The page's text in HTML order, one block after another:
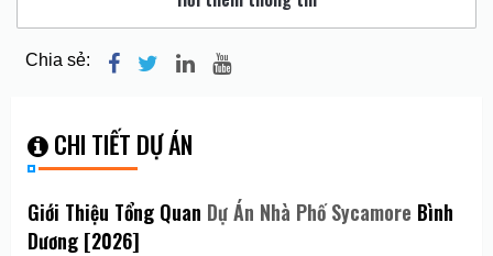
Chia sẻ:
CHI TIẾT DỰ ÁN
Giới Thiệu Tổng Quan Dự Án Nhà Phố Sycamore Bình
Dương [2026]